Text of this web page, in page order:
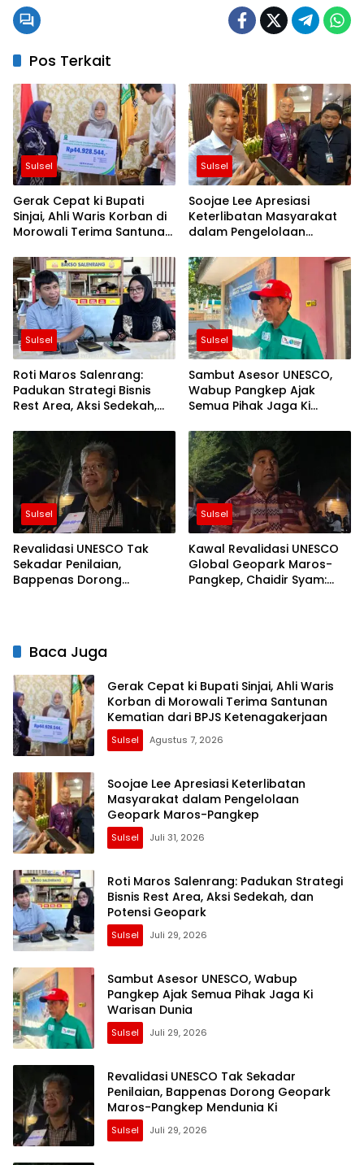
Pos Terkait
Sulsel
Gerak Cepat ki Bupati
Sinjai, Ahli Waris Korban di
Morowali Terima Santunan
Ketenagakerjaan
Sulsel
Soojae Lee Apresiasi
Keterlibatan Masyarakat
dalam Pengelolaan
Sulsel
Roti Maros Salenrang:
Padukan Strategi Bisnis
Rest Area, Aksi Sedekah,
Sulsel
Sambut Asesor UNESCO,
Wabup Pangkep Ajak
Semua Pihak Jaga Ki
Sulsel
Revalidasi UNESCO Tak
Sekadar Penilaian,
Bappenas Dorong
Sulsel
Kawal Revalidasi UNESCO
Global Geopark Maros-
Pangkep, Chaidir Syam:
Baca Juga
Gerak Cepat ki Bupati Sinjai, Ahli Waris
Korban di Morowali Terima Santunan
Kematian dari BPJS Ketenagakerjaan
Sulsel Agustus 7, 2026
Soojae Lee Apresiasi Keterlibatan
Masyarakat dalam Pengelolaan
Geopark Maros-Pangkep
Sulsel Juli 31, 2026
Roti Maros Salenrang: Padukan Strategi
Bisnis Rest Area, Aksi Sedekah, dan
Potensi Geopark
Sulsel Juli 29, 2026
Sambut Asesor UNESCO, Wabup
Pangkep Ajak Semua Pihak Jaga Ki
Warisan Dunia
Sulsel Juli 29, 2026
Revalidasi UNESCO Tak Sekadar
Penilaian, Bappenas Dorong Geopark
Maros-Pangkep Mendunia Ki
Sulsel Juli 29, 2026